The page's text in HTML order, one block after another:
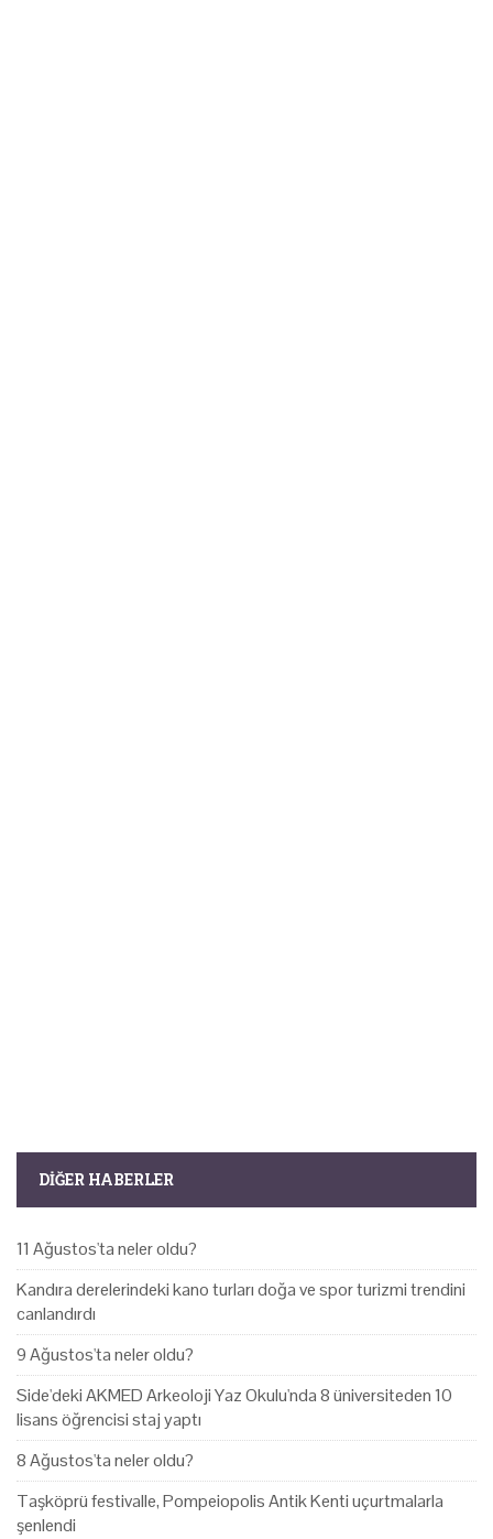
DIĞER HABERLER
11 Ağustos'ta neler oldu?
Kandıra derelerindeki kano turları doğa ve spor turizmi trendini
canlandırdı
9 Ağustos'ta neler oldu?
Side'deki AKMED Arkeoloji Yaz Okulu'nda 8 üniversiteden 10
lisans öğrencisi staj yaptı
8 Ağustos'ta neler oldu?
Taşköprü festivalle, Pompeiopolis Antik Kenti uçurtmalarla
şenlendi